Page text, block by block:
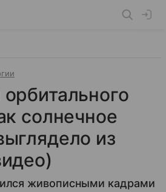
солнечное
из
живописными кадрами